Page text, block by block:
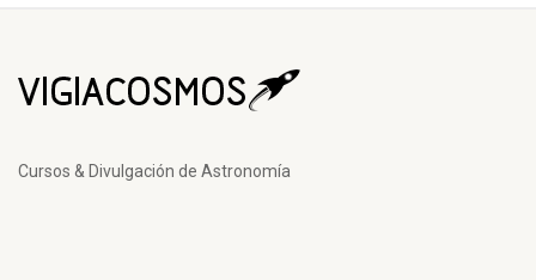
Cursos & Divulgación de Astronomía